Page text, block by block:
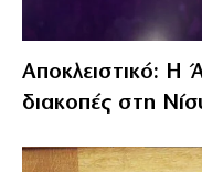
Αποκλειστικό: Η
διακοπές στη